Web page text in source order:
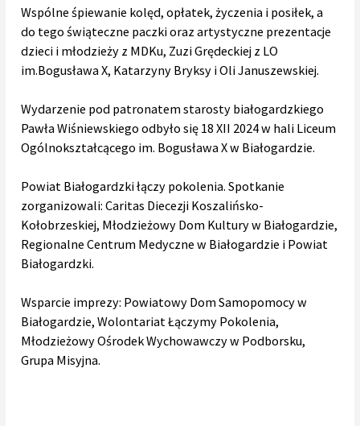
Wspólne śpiewanie kolęd, opłatek, życzenia i posiłek, a
do tego świąteczne paczki oraz artystyczne prezentacje
dzieci i młodzieży z MDKu, Zuzi Grędeckiej z LO
im.Bogusława X, Katarzyny Bryksy i Oli Januszewskiej.
Wydarzenie pod patronatem starosty białogardzkiego
Pawła Wiśniewskiego odbyło się 18 XII 2024 w hali Liceum
Ogólnokształcącego im. Bogusława X w Białogardzie.
Powiat Białogardzki łączy pokolenia. Spotkanie
zorganizowali: Caritas Diecezji Koszalińsko-
Kołobrzeskiej, Młodzieżowy Dom Kultury w Białogardzie,
Regionalne Centrum Medyczne w Białogardzie i Powiat
Białogardzki.
Wsparcie imprezy: Powiatowy Dom Samopomocy w
Białogardzie, Wolontariat Łączymy Pokolenia,
Młodzieżowy Ośrodek Wychowawczy w Podborsku,
Grupa Misyjna.